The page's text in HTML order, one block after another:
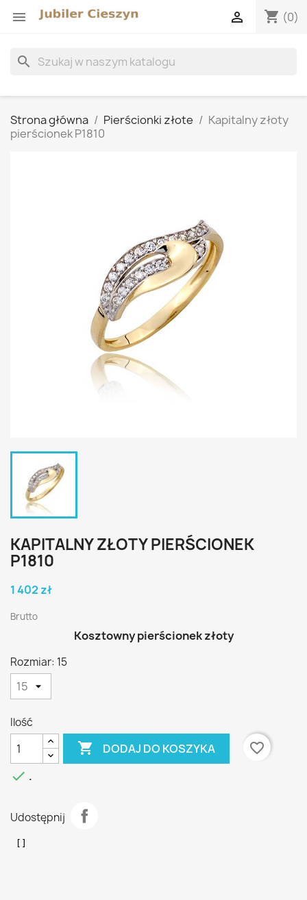
 shopping_cart (0)

search
Strona główna Pierścionki złote
Kapitalny złoty
pierścionek P1810
KAPITALNY ZŁOTY PIERŚCIONEK
P1810
1 402 zł
Brutto
Kosztowny pierścionek złoty
Rozmiar: 15
Ilość
 DODAJ DO KOSZYKA
favorite_border
 .
Udostępnij